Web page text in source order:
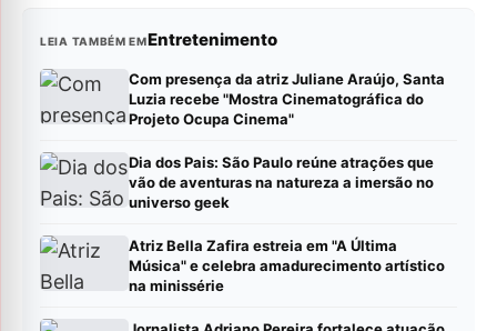
LEIA TAMBÉM EMEntretenimento
Com presença da atriz Juliane Araújo, Santa
Luzia recebe "Mostra Cinematográfica do
Projeto Ocupa Cinema"
Dia dos Pais: São Paulo reúne atrações que
vão de aventuras na natureza a imersão no
universo geek
Atriz Bella Zafira estreia em "A Última
Música" e celebra amadurecimento artístico
na minissérie